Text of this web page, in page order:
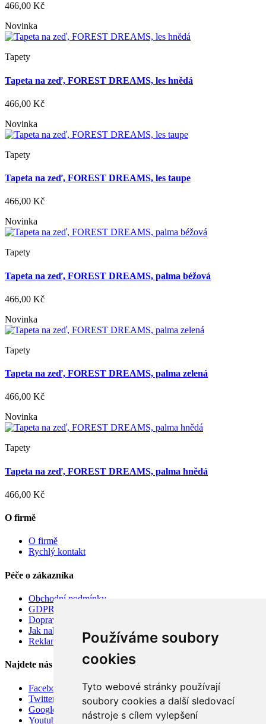
Používáme soubory
cookies
Tyto webové stránky používají
soubory cookies a další sledovací
nástroje s cílem vylepšení
466,00 Kč
Novinka
Tapety
Tapeta na zeď, FOREST DREAMS, les hnědá
466,00 Kč
Novinka
Tapety
Tapeta na zeď, FOREST DREAMS, les taupe
466,00 Kč
Novinka
Tapety
Tapeta na zeď, FOREST DREAMS, palma béžová
466,00 Kč
Novinka
Tapety
Tapeta na zeď, FOREST DREAMS, palma zelená
466,00 Kč
Novinka
Tapety
Tapeta na zeď, FOREST DREAMS, palma hnědá
466,00 Kč
O firmě
O firmě
Rychlý kontakt
Péče o zákazníka
Obchodní podmínky
GDPR
Doprava
Jak nakupovat
Reklamace
Najdete nás
Facebook
Twitter
Google
Youtube